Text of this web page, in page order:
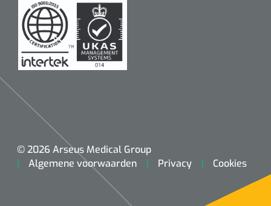
© 2026 Arseus Medical Group
Algemene voorwaarden
Privacy Cookies